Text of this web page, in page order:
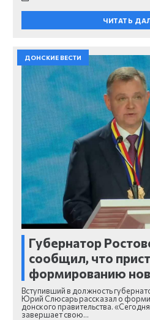
ЧИТАТЬ
ДОНСКИЕ ВЕСТИ
Губернатор
сообщил, что
формированию
Вступивший в должность
Юрий Слюсарь рассказал о
донского правительства.
завершает свою…